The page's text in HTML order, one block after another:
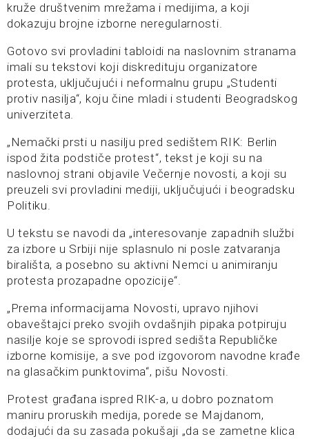
kruže društvenim mrežama i medijima, a koji
dokazuju brojne izborne neregularnosti.
Gotovo svi provladini tabloidi na naslovnim stranama
imali su tekstovi koji diskredituju organizatore
protesta, uključujući i neformalnu grupu „Studenti
protiv nasilja“, koju čine mladi i studenti Beogradskog
univerziteta.
„Nemački prsti u nasilju pred sedištem RIK: Berlin
ispod žita podstiče protest“, tekst je koji su na
naslovnoj strani objavile Večernje novosti, a koji su
preuzeli svi provladini mediji, uključujući i beogradsku
Politiku.
U tekstu se navodi da „interesovanje zapadnih službi
za izbore u Srbiji nije splasnulo ni posle zatvaranja
birališta, a posebno su aktivni Nemci u animiranju
protesta prozapadne opozicije“.
„Prema informacijama Novosti, upravo njihovi
obaveštajci preko svojih ovdašnjih pipaka potpiruju
nasilje koje se sprovodi ispred sedišta Republičke
izborne komisije, a sve pod izgovorom navodne krađe
na glasačkim punktovima“, pišu Novosti.
Protest građana ispred RIK-a, u dobro poznatom
maniru proruskih medija, porede se Majdanom,
dodajući da su zasada pokušaji „da se zametne klica